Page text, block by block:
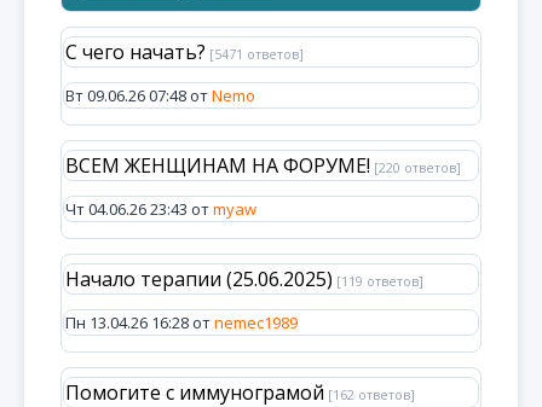
С чего начать? [5471 ответов]
Вт 09.06.26 07:48 отNemo
ВСЕМ ЖЕНЩИНАМ НА ФОРУМЕ! [220 ответов]
Чт 04.06.26 23:43 отmyaw
Начало терапии (25.06.2025) [119 ответов]
Пн 13.04.26 16:28 отnemec1989
Помогите с иммунограмой [162 ответов]